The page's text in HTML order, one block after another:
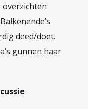
overzichten
deed/doet.
gunnen haar